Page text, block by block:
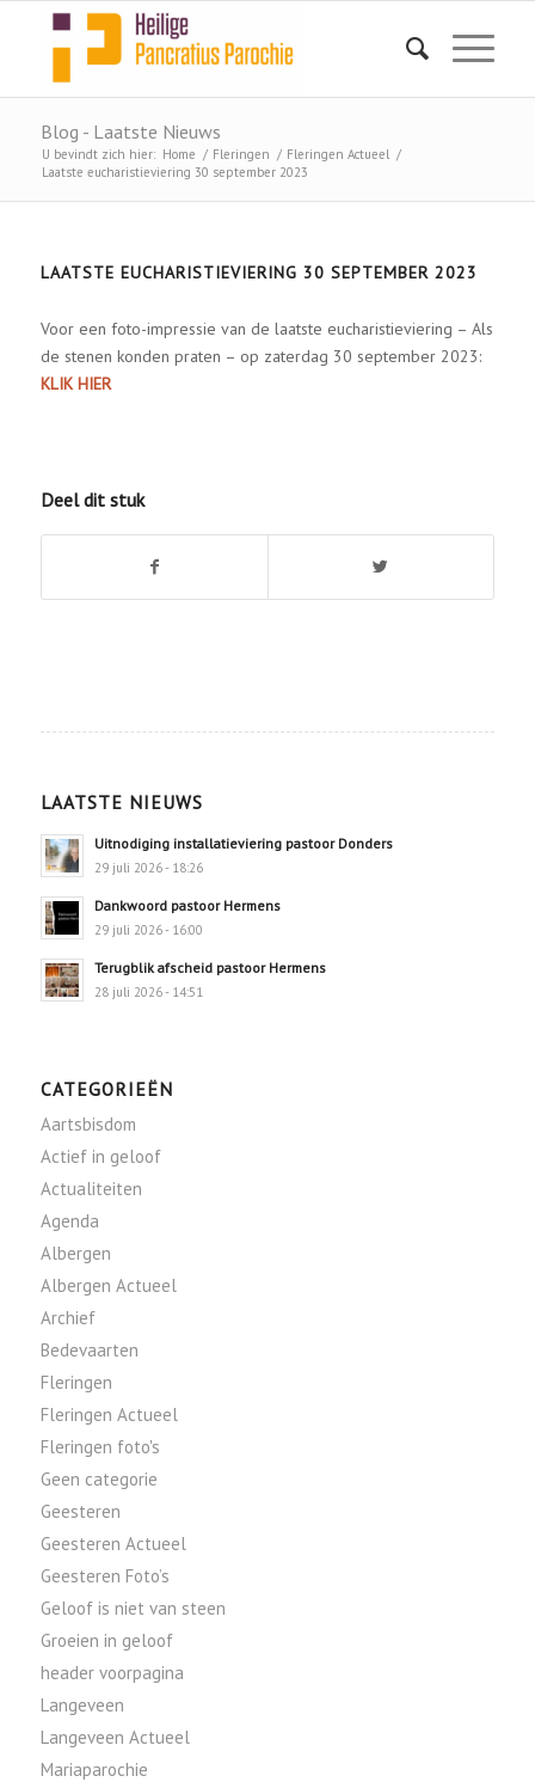
Blog - Laatste Nieuws
U bevindt zich hier: Home / Fleringen / Fleringen Actueel /
Laatste eucharistieviering 30 september 2023
LAATSTE EUCHARISTIEVIERING 30 SEPTEMBER 2023
Voor een foto-impressie van de laatste eucharistieviering – Als
de stenen konden praten – op zaterdag 30 september 2023:
KLIK HIER
Deel dit stuk
LAATSTE NIEUWS
Uitnodiging installatieviering pastoor Donders
29 juli 2026 - 18:26
Dankwoord pastoor Hermens
29 juli 2026 - 16:00
Terugblik afscheid pastoor Hermens
28 juli 2026 - 14:51
CATEGORIEËN
Aartsbisdom
Actief in geloof
Actualiteiten
Agenda
Albergen
Albergen Actueel
Archief
Bedevaarten
Fleringen
Fleringen Actueel
Fleringen foto's
Geen categorie
Geesteren
Geesteren Actueel
Geesteren Foto’s
Geloof is niet van steen
Groeien in geloof
header voorpagina
Langeveen
Langeveen Actueel
Mariaparochie